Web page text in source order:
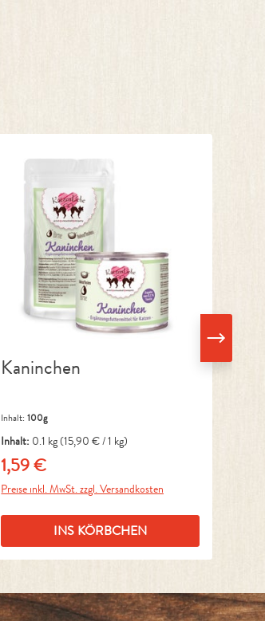
Kaninchen
Inhalt:100g
Inhalt: 0.1 kg(15,90 € / 1 kg)
Regulärer Preis:
1,59 €
Preise inkl. MwSt. zzgl. Versandkosten
INS KÖRBCHEN